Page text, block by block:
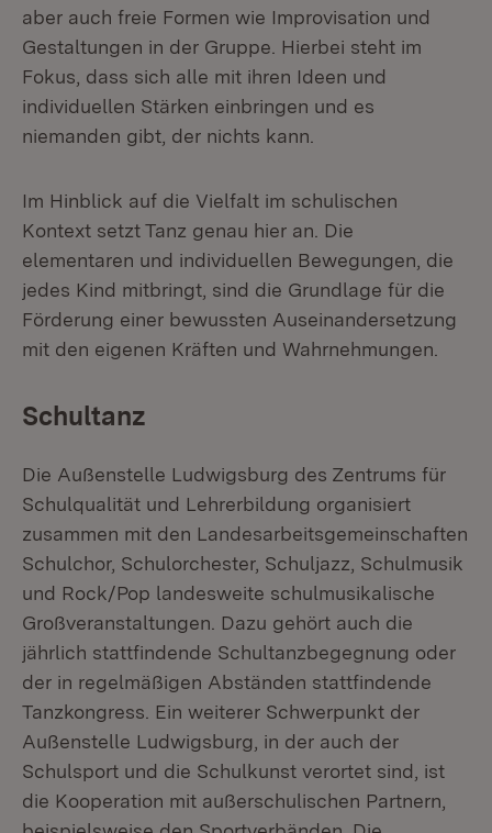
aber auch freie Formen wie Improvisation und
Gestaltungen in der Gruppe. Hierbei steht im
Fokus, dass sich alle mit ihren Ideen und
individuellen Stärken einbringen und es
niemanden gibt, der nichts kann.
Im Hinblick auf die Vielfalt im schulischen
Kontext setzt Tanz genau hier an. Die
elementaren und individuellen Bewegungen, die
jedes Kind mitbringt, sind die Grundlage für die
Förderung einer bewussten Auseinandersetzung
mit den eigenen Kräften und Wahrnehmungen.
Schultanz
Die Außenstelle Ludwigsburg des Zentrums für
Schulqualität und Lehrerbildung organisiert
zusammen mit den Landesarbeitsgemeinschaften
Schulchor, Schulorchester, Schuljazz, Schulmusik
und Rock/Pop landesweite schulmusikalische
Großveranstaltungen. Dazu gehört auch die
jährlich stattfindende Schultanzbegegnung oder
der in regelmäßigen Abständen stattfindende
Tanzkongress. Ein weiterer Schwerpunkt der
Außenstelle Ludwigsburg, in der auch der
Schulsport und die Schulkunst verortet sind, ist
die Kooperation mit außerschulischen Partnern,